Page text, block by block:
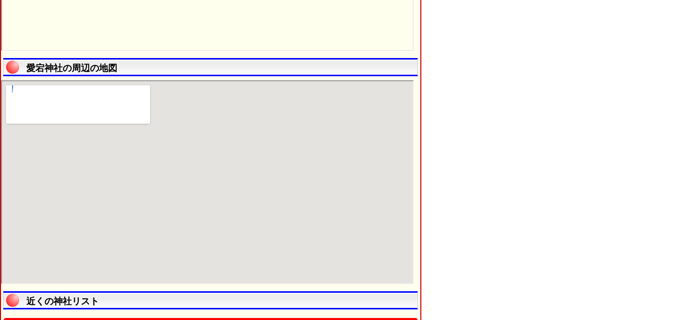
愛宕神社の周辺の地図
近くの神社リスト